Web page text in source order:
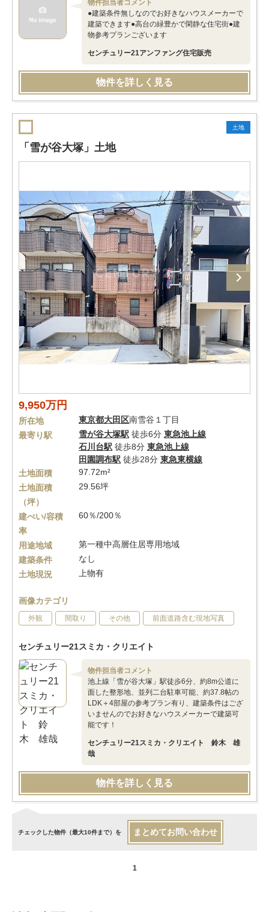
物件担当者コメント
●建築条件無しなのでお好きなハウスメーカーで
建築できます●高台の緑豊かで閑静な住宅街●建
物参考プランございます
センチュリー21アンファング住宅販売
物件を詳しく見る
土地
「雪が谷大塚」土地
9,950万円
所在地 東京都大田区南雪谷１丁目
最寄り駅
雪が谷大塚駅 徒歩6分 東急池上線
石川台駅 徒歩8分 東急池上線
田園調布駅 徒歩28分 東急東横線
土地面積
97.72m²
土地面積
（坪）
29.56坪
建ぺい/容積
率
60％/200％
用途地域
第一種中高層住居専用地域
建築条件
なし
土地現況
上物有
画像カテゴリ
外観 間取り その他 前面道路含む現地写真
センチュリー21スミカ・クリエイト
物件担当者コメント
池上線「雪が谷大塚」駅徒歩6分、約8m公道に
面した整形地、並列二台駐車可能、約37.8帖の
LDK＋4部屋の参考プラン有り、建築条件はござ
いませんのでお好きなハウスメーカーで建築可
能です！
センチュリー21スミカ・クリエイト 鈴木 雄
哉
物件を詳しく見る
チェックした物件（最大10件まで）を まとめてお問い合わせ
1